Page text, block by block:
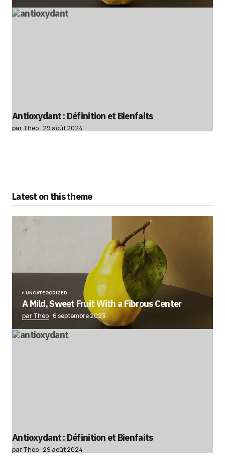
Antioxydant : Définition et Bienfaits
par Théo 29 août 2024
Latest on this theme
UNCATEGORIZED
A Mild, Sweet Fruit With a Fibrous Center
par Théo 6 septembre 2023
Antioxydant : Définition et Bienfaits
par Théo 29 août 2024